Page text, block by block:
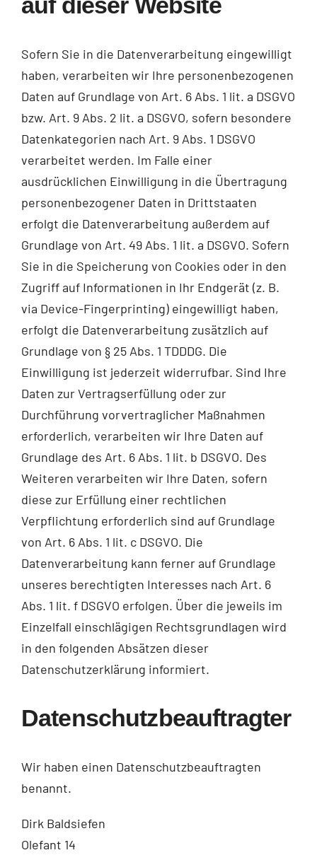
Sofern Sie in die Datenverarbeitung eingewilligt
haben, verarbeiten wir Ihre personenbezogenen
Daten auf Grundlage von Art. 6 Abs. 1 lit. a DSGVO
bzw. Art. 9 Abs. 2 lit. a DSGVO, sofern besondere
Datenkategorien nach Art. 9 Abs. 1 DSGVO
verarbeitet werden. Im Falle einer
ausdrücklichen Einwilligung in die Übertragung
personenbezogener Daten in Drittstaaten
erfolgt die Datenverarbeitung außerdem auf
Grundlage von Art. 49 Abs. 1 lit. a DSGVO. Sofern
Sie in die Speicherung von Cookies oder in den
Zugriff auf Informationen in Ihr Endgerät (z. B.
via Device-Fingerprinting) eingewilligt haben,
erfolgt die Datenverarbeitung zusätzlich auf
Grundlage von § 25 Abs. 1 TDDDG. Die
Einwilligung ist jederzeit widerrufbar. Sind Ihre
Daten zur Vertragserfüllung oder zur
Durchführung vorvertraglicher Maßnahmen
erforderlich, verarbeiten wir Ihre Daten auf
Grundlage des Art. 6 Abs. 1 lit. b DSGVO. Des
Weiteren verarbeiten wir Ihre Daten, sofern
diese zur Erfüllung einer rechtlichen
Verpflichtung erforderlich sind auf Grundlage
von Art. 6 Abs. 1 lit. c DSGVO. Die
Datenverarbeitung kann ferner auf Grundlage
unseres berechtigten Interesses nach Art. 6
Abs. 1 lit. f DSGVO erfolgen. Über die jeweils im
Einzelfall einschlägigen Rechtsgrundlagen wird
in den folgenden Absätzen dieser
Datenschutzerklärung informiert.
Datenschutz­beauftragter
Wir haben einen Datenschutzbeauftragten
benannt.
Dirk Baldsiefen
Olefant 14